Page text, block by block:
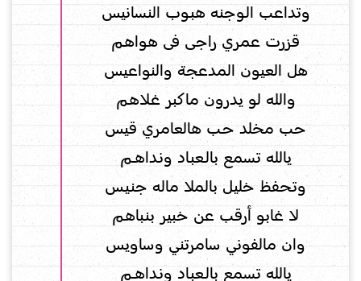
وتداعب الـوجنه هبـوب النسانيس
قزرت عمري راجى فى هواهـم
هل العيون المدعجة والنواعيس
والله لو يدرون ماكبر غـلاهـم
حب مخلد حـب هالعامري قيس
يالله تسمع بالــعبـاد ونـداهـــم
وتـحفظ خليـل بالملا ماله جنـيـس
لا غابو أرقب عن خبير بنـباهـم
وان مالفوني سامرتني وساويس
يالله تسمع بالــعبـاد ونـداهـــم